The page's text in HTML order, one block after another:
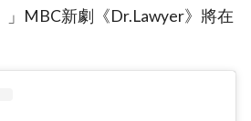
」MBC新劇《Dr.Lawyer》將在